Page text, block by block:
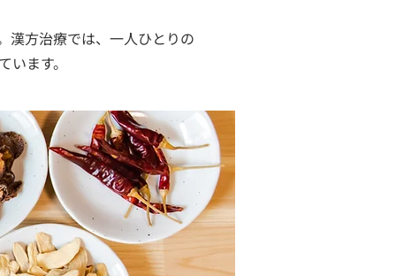
漢方治療では、一人ひとりの
ます。